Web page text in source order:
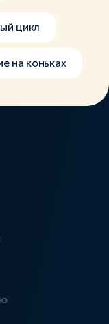
цикл
на коньках